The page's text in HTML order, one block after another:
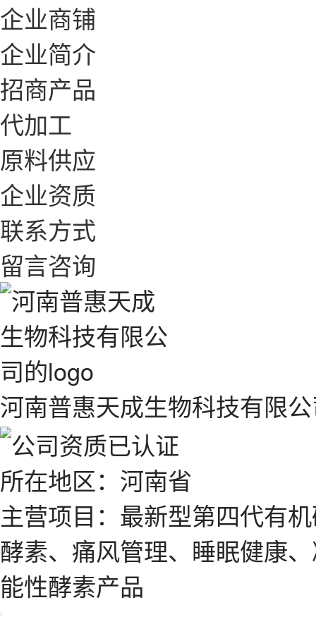
企业商铺
企业简介
招商产品
代加工
原料供应
企业资质
联系方式
留言咨询
河南普惠天成生物科技有限
所在地区：河南省
主营项目：最新型第四代有
酵素、痛风管理、睡眠健康
能性酵素产品